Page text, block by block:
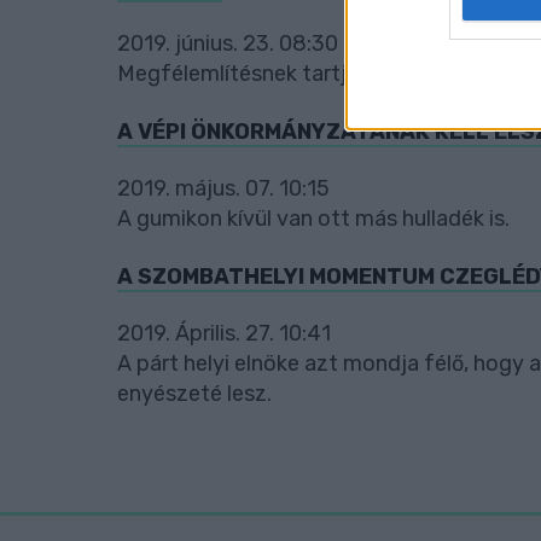
web or
I want
I want
2019. június. 23. 08:30
Megfélemlítésnek tartják a büntetést.
A VÉPI ÖNKORMÁNYZATÁNAK KELL
2019. május. 07. 10:15
A gumikon kívül van ott más hulladék is.
A SZOMBATHELYI MOMENTUM
2019. Április. 27. 10:41
A párt helyi elnöke azt mondja félő, hogy
enyészeté lesz.